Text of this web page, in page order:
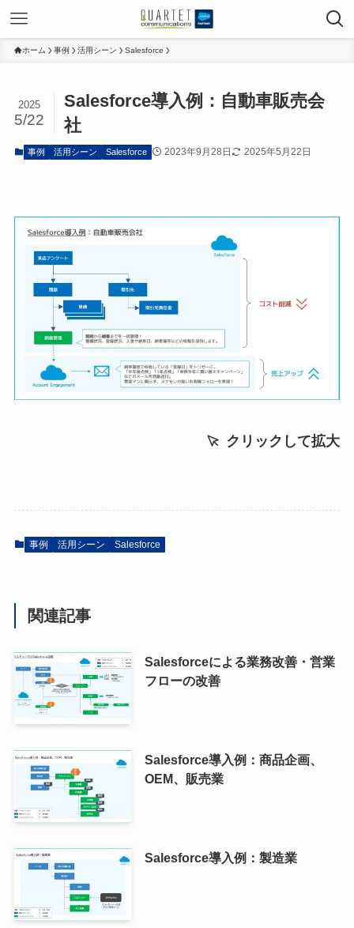
ホーム 事例 活用シーン Salesforce
Salesforce導入例：自動車販売会
社
2025
5/22
事例 活用シーン Salesforce 2023年9月28日 2025年5月22日
クリックして拡大
事例 活用シーン Salesforce
関連記事
Salesforceによる業務改善・営業
フローの改善
Salesforce導入例：商品企画、
OEM、販売業
Salesforce導入例：製造業